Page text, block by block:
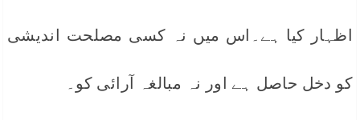
اظہار کیا ہے۔اس میں نہ کسی مصلحت اندیشی
کو دخل حاصل ہے اور نہ مبالغہ آرائی کو۔